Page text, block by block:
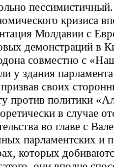
кризиса
Молдавии с
демонстраций в
совместно с
у здания
своих
против политики
в случае
во главе с
парламентских и
которых